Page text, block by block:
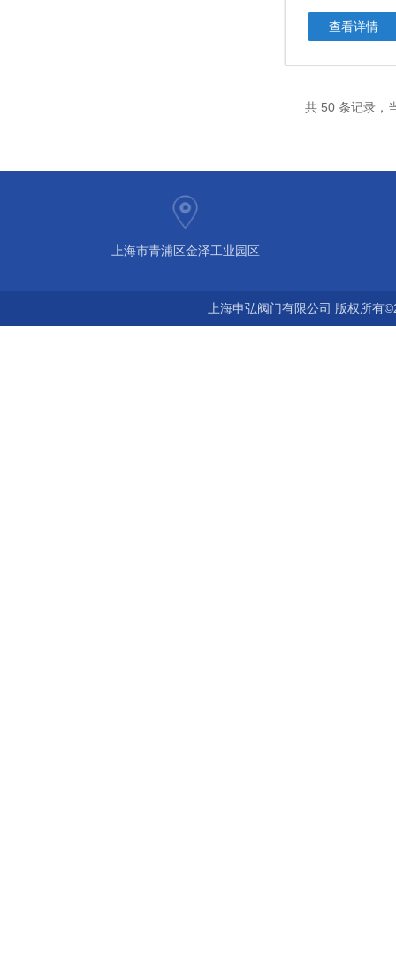
查看详情
共 50 条记录
上海市青浦区金泽工业园区
上海申弘阀门有限公司 版权所有